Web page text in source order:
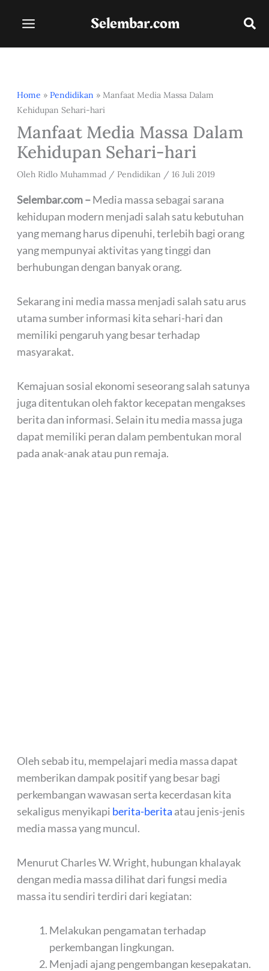
Selembar.com
Home » Pendidikan » Manfaat Media Massa Dalam
Kehidupan Sehari-hari
Manfaat Media Massa Dalam
Kehidupan Sehari-hari
Oleh Ridlo Muhammad / Pendidikan / 16 Juli 2019
Selembar.com –Media massa sebagai sarana
kehidupan modern menjadi salah satu kebutuhan
yang memang harus dipenuhi, terlebih bagi orang
yang mempunyai aktivitas yang tinggi dan
berhubungan dengan banyak orang.
Sekarang ini media massa menjadi salah satu arus
utama sumber informasi kita sehari-hari dan
memiliki pengaruh yang besar terhadap
masyarakat.
Kemajuan sosial ekonomi seseorang salah satunya
juga ditentukan oleh faktor kecepatan mengakses
berita dan informasi. Selain itu media massa juga
dapat memiliki peran dalam pembentukan moral
pada anak-anak atau pun remaja.
Oleh sebab itu, mempelajari media massa dapat
memberikan dampak positif yang besar bagi
perkembangan wawasan serta kecerdasan kita
sekaligus menyikapi berita-berita atau jenis-jenis
media massa yang muncul.
Menurut Charles W. Wright, hubungan khalayak
dengan media massa dilihat dari fungsi media
massa itu sendiri terdiri dari kegiatan:
Melakukan pengamatan terhadap
perkembangan lingkungan.
Menjadi ajang pengembangan kesepakatan.